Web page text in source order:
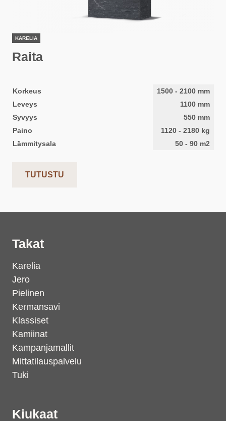
KARELIA
Raita
Korkeus 1500 - 2100 mm
Leveys
1100 mm
Syvyys
550 mm
Paino
1120 - 2180 kg
Lämmitysala
50 - 90 m2
TUTUSTU
Takat
Karelia
Jero
Pielinen
Kermansavi
Klassiset
Kamiinat
Kampanjamallit
Mittatilauspalvelu
Tuki
Kiukaat